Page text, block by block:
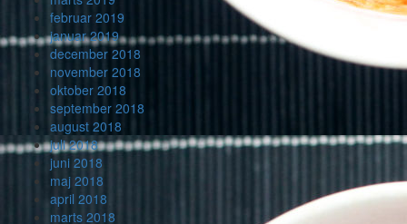
februar 2019
januar 2019
december 2018
november 2018
oktober 2018
september 2018
august 2018
juli 2018
juni 2018
maj 2018
april 2018
marts 2018